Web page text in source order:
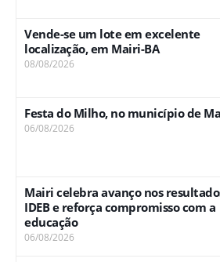
Vende-se um lote em excelente
localização, em Mairi-BA
08/08/2026
Festa do Milho, no município de
06/08/2026
Mairi celebra avanço nos
IDEB e reforça compromisso com a
educação
06/08/2026